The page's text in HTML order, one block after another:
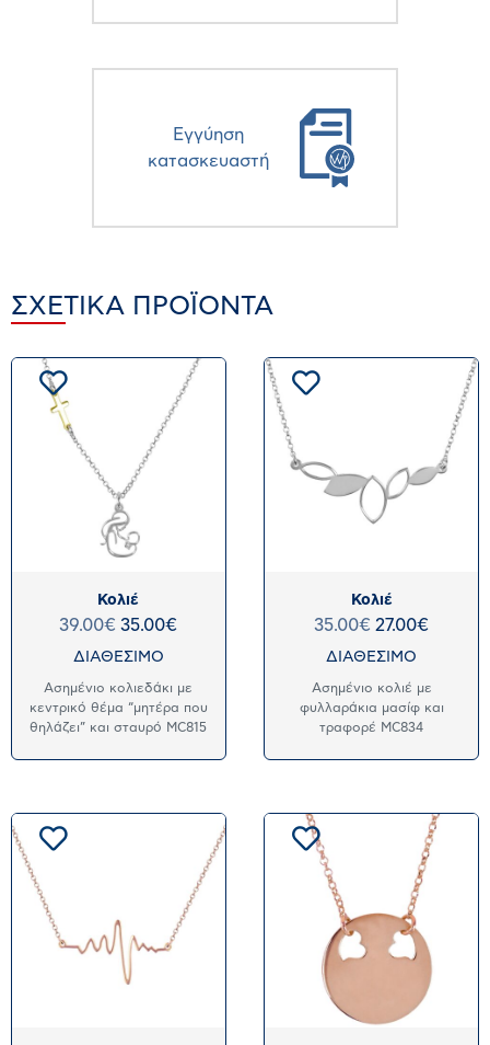
Eγγύηση
κατασκευαστή
ΣΧΕΤΙΚΆ ΠΡΟΪΌΝΤΑ
Κολιέ
39.00€ 35.00€
ΔΙΑΘΕΣΙΜΟ
Ασημένιο κολιεδάκι με
κεντρικό θέμα “μητέρα που
θηλάζει” και σταυρό MC815
Κολιέ
35.00€ 27.00€
ΔΙΑΘΕΣΙΜΟ
Ασημένιο κολιέ με
φυλλαράκια μασίφ και
τραφορέ MC834